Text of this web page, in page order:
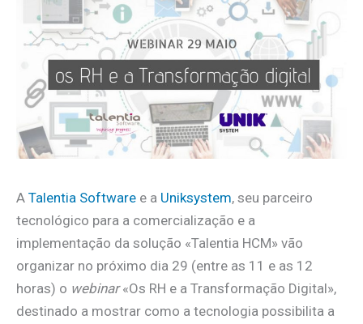
A Talentia Software e a Uniksystem, seu parceiro
tecnológico para a comercialização e a
implementação da solução «Talentia HCM» vão
organizar no próximo dia 29 (entre as 11 e as 12
horas) o webinar«Os RH e a Transformação Digital»,
destinado a mostrar como a tecnologia possibilita a